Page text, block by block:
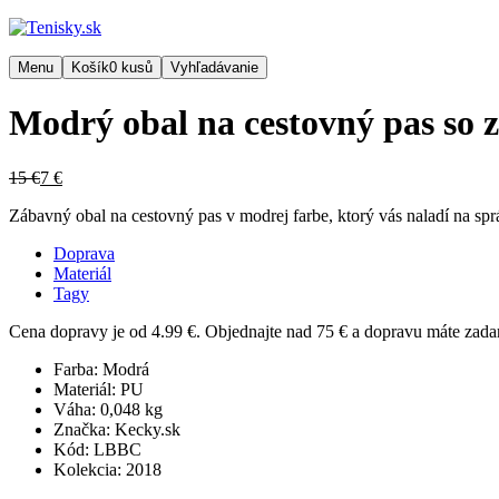
Menu Košík0 kusů Vyhľadávanie
Modrý obal na cestovný pas
15 €7 €
Zábavný obal na cestovný pas v modrej farbe, ktorý vás naladí na
Doprava
Materiál
Tagy
Cena dopravy je od 4.99 €. Objednajte nad 75 € a dopravu máte
Farba: Modrá
Materiál: PU
Váha: 0,048 kg
Značka: Kecky.sk
Kód: LBBC
Kolekcia: 2018